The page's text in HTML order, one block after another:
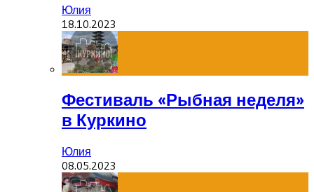
Юлия
18.10.2023
Фестиваль «Рыбная неделя»
в Куркино
Юлия
08.05.2023